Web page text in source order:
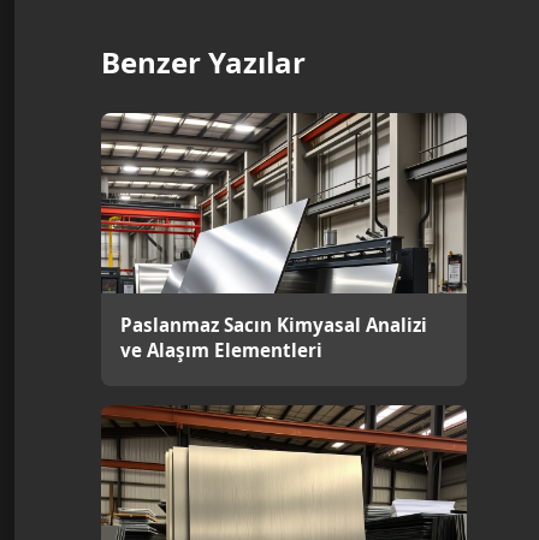
Benzer Yazılar
Paslanmaz Sacın Kimyasal Analizi
ve Alaşım Elementleri